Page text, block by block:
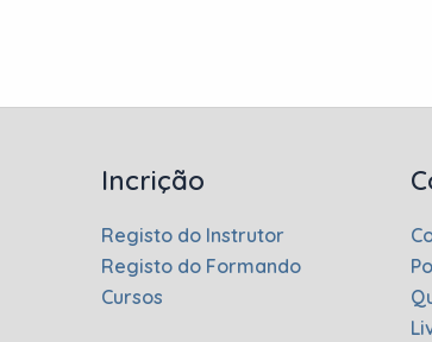
Incrição
Registo do Instrutor
Registo do Formando
Cursos